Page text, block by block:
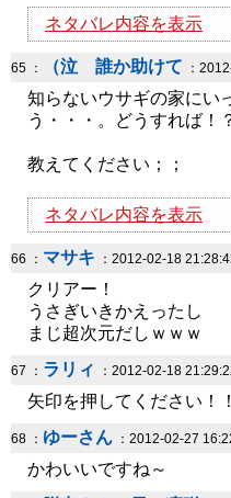
ネタバレ内容を表示
65 ： （泣 誰か助けて ：
知らないウサギの家にい
う・・・。どうすれば！
教えてください；；
ネタバレ内容を表示
66 ： マサキ ：2012-02-18
クリアー！
うさぎいきかえったし
まじ超次元だしｗｗｗ
67 ： ラリィ ：2012-02-18
矢印を押してください！！
68 ： ゆーさん ：2012-02-27
かわいいですね～